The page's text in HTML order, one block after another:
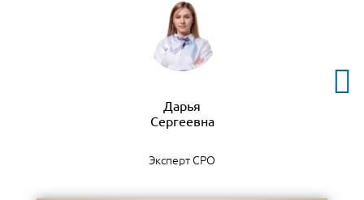
Дарья
Сергеевна
Эксперт СРО